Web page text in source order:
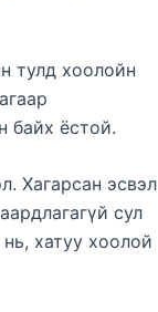
тулд хоолойн
байх ёстой.
Хагарсан эсвэл
сул
хатуу хоолой